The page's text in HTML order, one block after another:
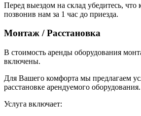
Перед выездом на склад убедитесь, что
позвонив нам за 1 час до приезда.
Монтаж / Расстановка
В стоимость аренды оборудования
включены.
Для Вашего комфорта мы предлагаем
расстановке арендуемого оборудования.
Услуга включает: